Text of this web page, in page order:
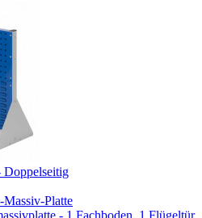
Doppelseitig
- 1 Fachboden, 1 Flügeltür